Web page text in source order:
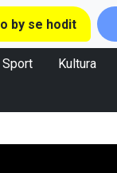
by se hodit
Sport Kultura